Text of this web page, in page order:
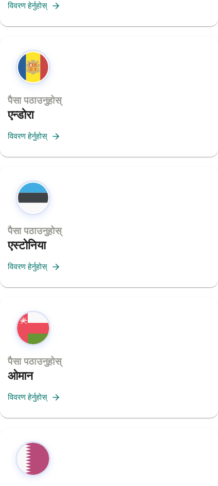
विवरण हेर्नुहोस्
पैसा पठाउनुहोस्
एन्डोरा
विवरण हेर्नुहोस्
पैसा पठाउनुहोस्
एस्टोनिया
विवरण हेर्नुहोस्
पैसा पठाउनुहोस्
ओमान
विवरण हेर्नुहोस्